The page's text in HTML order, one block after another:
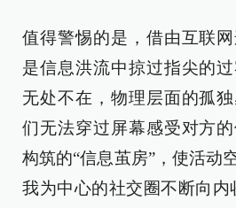
值得警惕的是，借由互联
是信息洪流中掠过指尖的
无处不在，物理层面的孤
们无法穿过屏幕感受对方
构筑的“信息茧房”，使活动
我为中心的社交圈不断向内